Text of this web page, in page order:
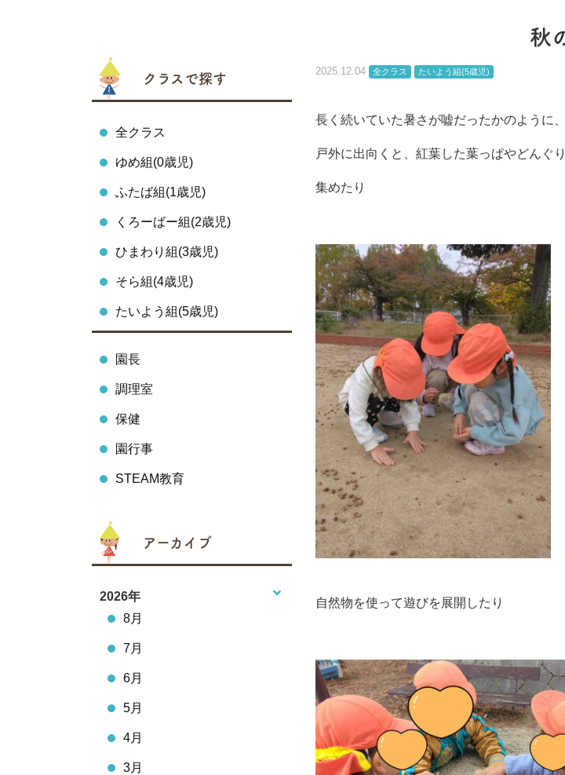
クラスで探す
全クラス
ゆめ組(0歳児)
ふたば組(1歳児)
くろーばー組(2歳児)
ひまわり組(3歳児)
そら組(4歳児)
たいよう組(5歳児)
園長
調理室
保健
園行事
STEAM教育
アーカイブ
2026年
8月
7月
6月
5月
4月
3月
秋
2025.12.04 全クラス たいよう組(5歳児)
長く続いていた暑さが嘘だったかのように
戸外に出向くと、紅葉した葉っぱやどんぐ
集めたり
自然物を使って遊びを展開したり